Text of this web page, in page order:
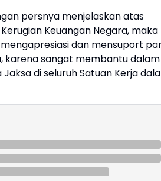
persnya menjelaskan atas
Keuangan Negara, maka
dan mensuport
karena sangat membantu dalam
di seluruh Satuan Kerja